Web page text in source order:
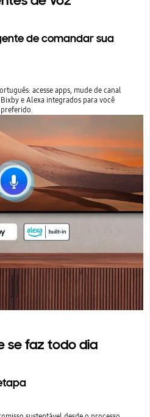
de comandar sua
acesse apps, mude de canal
e Alexa integrados para você
se faz todo dia